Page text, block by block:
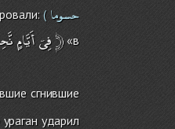
( حسوما
فِىۤأَيَّامٍ ﴿«в
сгнившие
ударил